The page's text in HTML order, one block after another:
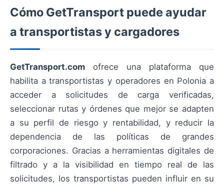
Cómo GetTransport puede ayudar
a transportistas y cargadores
GetTransport.com ofrece una plataforma que
habilita a transportistas y operadores en Polonia a
acceder a solicitudes de carga verificadas,
seleccionar rutas y órdenes que mejor se adapten
a su perfil de riesgo y rentabilidad, y reducir la
dependencia de las políticas de grandes
corporaciones. Gracias a herramientas digitales de
filtrado y a la visibilidad en tiempo real de las
solicitudes, los transportistas pueden influir en su